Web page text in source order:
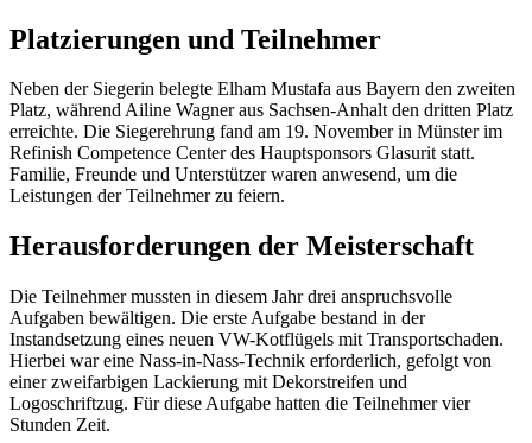
Platzierungen und Teilnehmer
Neben der Siegerin belegte Elham Mustafa aus Bayern den zweiten
Platz, während Ailine Wagner aus Sachsen-Anhalt den dritten Platz
erreichte. Die Siegerehrung fand am 19. November in Münster im
Refinish Competence Center des Hauptsponsors Glasurit statt.
Familie, Freunde und Unterstützer waren anwesend, um die
Leistungen der Teilnehmer zu feiern.
Herausforderungen der Meisterschaft
Die Teilnehmer mussten in diesem Jahr drei anspruchsvolle
Aufgaben bewältigen. Die erste Aufgabe bestand in der
Instandsetzung eines neuen VW-Kotflügels mit Transportschaden.
Hierbei war eine Nass-in-Nass-Technik erforderlich, gefolgt von
einer zweifarbigen Lackierung mit Dekorstreifen und
Logoschriftzug. Für diese Aufgabe hatten die Teilnehmer vier
Stunden Zeit.